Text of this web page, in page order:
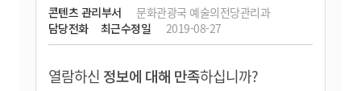
콘텐츠 관리부서
문화관광국 예술의전당관리과
담당전화
최근수정일 2019-08-27
열람하신 정보에 대해 만족하십니까?